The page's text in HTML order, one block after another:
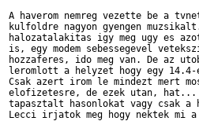
A haverom nemreg vezette be a
kulfoldre nagyon gyengen
halozatalakitas igy meg ugy es
is, egy modem sebessegevel
hozzaferes, ido meg van. De az
leromlott a helyzet hogy egy 14.4-
Csak azert irom le mindezt mert
elofizetesre, de ezek utan, hat...
tapasztalt hasonlokat vagy csak a
Lecci irjatok meg hogy nektek mi